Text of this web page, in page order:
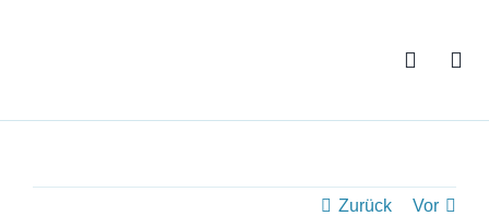
Zurück Vor